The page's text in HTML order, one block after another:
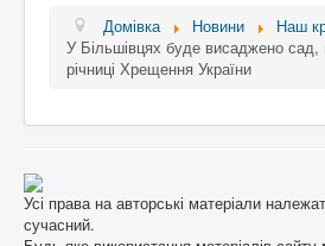
Домівка
Новини
Наш
У Більшівцях буде висаджено сад,
річниці Хрещення України
Усі права на авторські матеріали
сучасний.